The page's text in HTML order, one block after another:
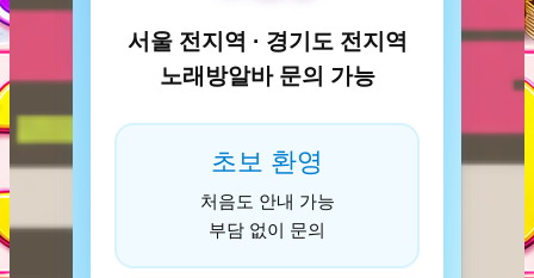
서울 전지역 · 경기도 전지역
노래방알바 문의 가능
초보 환영
처음도 안내 가능
부담 없이 문의